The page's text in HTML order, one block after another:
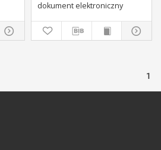
dokument elektroniczny
1